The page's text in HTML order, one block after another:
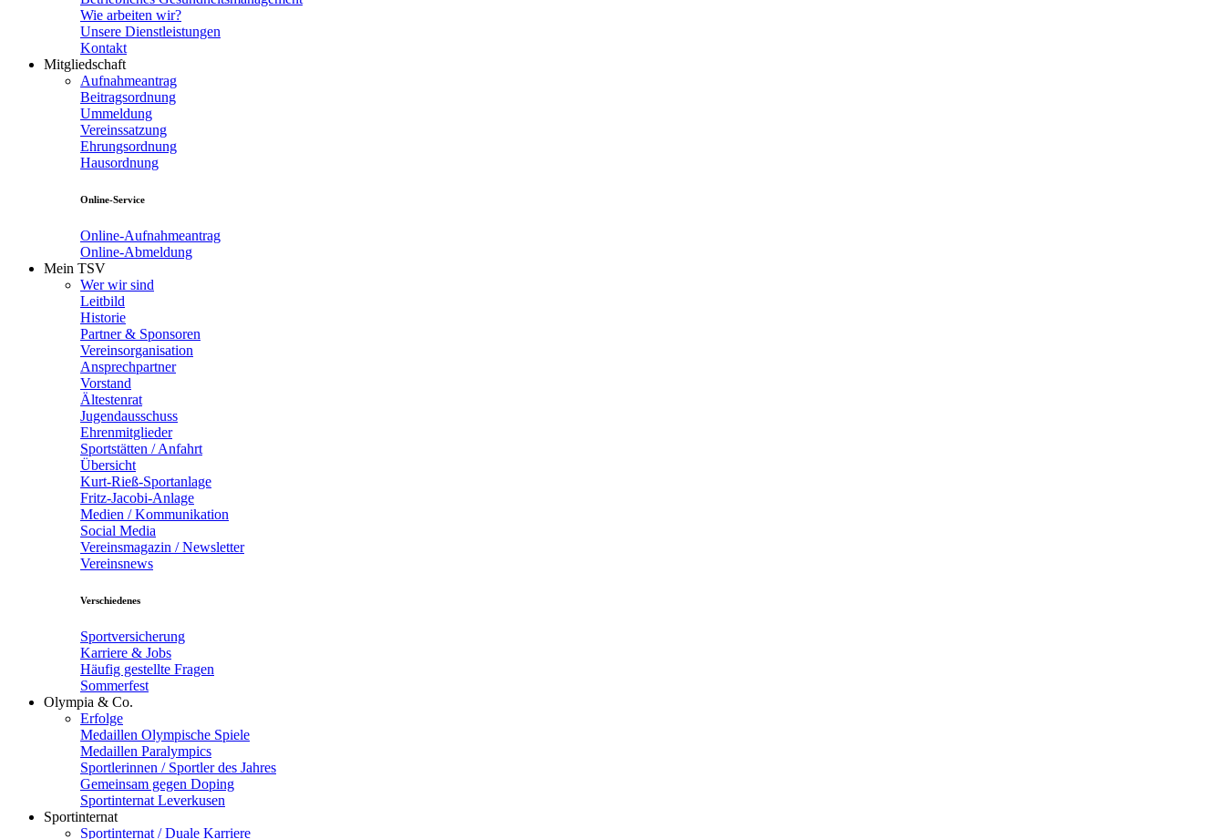
Wie arbeiten wir?
Unsere Dienstleistungen
Kontakt
Mitgliedschaft
Aufnahmeantrag
Beitragsordnung
Ummeldung
Vereinssatzung
Ehrungsordnung
Hausordnung
Online-Service
Online-Aufnahmeantrag
Online-Abmeldung
Mein TSV
Wer wir sind
Leitbild
Historie
Partner & Sponsoren
Vereinsorganisation
Ansprechpartner
Vorstand
Ältestenrat
Jugendausschuss
Ehrenmitglieder
Sportstätten / Anfahrt
Übersicht
Kurt-Rieß-Sportanlage
Fritz-Jacobi-Anlage
Medien / Kommunikation
Social Media
Vereinsmagazin / Newsletter
Vereinsnews
Verschiedenes
Sportversicherung
Karriere & Jobs
Häufig gestellte Fragen
Sommerfest
Olympia & Co.
Erfolge
Medaillen Olympische Spiele
Medaillen Paralympics
Sportlerinnen / Sportler des Jahres
Gemeinsam gegen Doping
Sportinternat Leverkusen
Sportinternat
Sportinternat / Duale Karriere